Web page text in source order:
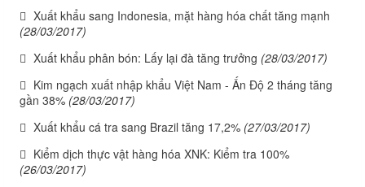
Xuất khẩu sang Indonesia, mặt hàng hóa chất tăng mạnh
(28/03/2017)
Xuất khẩu phân bón: Lấy lại đà tăng trưởng (28/03/2017)
Kim ngạch xuất nhập khẩu Việt Nam - Ấn Độ 2 tháng tăng
gần 38% (28/03/2017)
Xuất khẩu cá tra sang Brazil tăng 17,2% (27/03/2017)
Kiểm dịch thực vật hàng hóa XNK: Kiểm tra 100%
(26/03/2017)